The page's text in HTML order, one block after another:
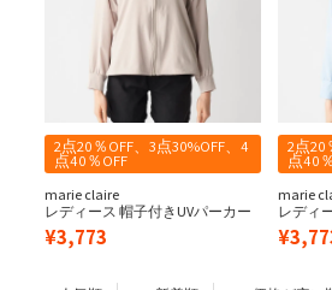
2点20％OFF、3点30%OFF、4
点40％OFF
marie claire
レディース 帽子付きUVパーカー
¥3,773
2点20
点40
marie
レディ
¥